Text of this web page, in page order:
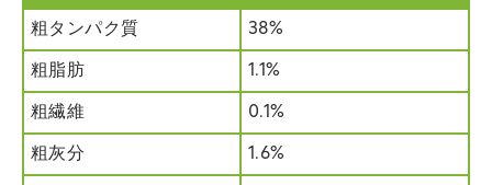
粗タンパク質 38%
粗脂肪 1.1%
粗繊維 0.1%
粗灰分 1.6%